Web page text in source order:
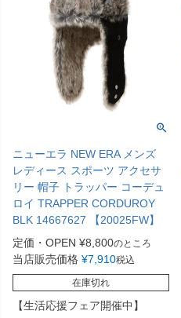
ニューエラ NEW ERA メンズ
レディース スポーツ アクセサ
リー 帽子 トラッパー コーデュ
ロイ TRAPPER CORDUROY
BLK 14667627 【20025FW】
定価・OPEN ¥8,800のところ
当店販売価格 ¥7,910税込
在庫切れ
【生活応援フェア開催中】